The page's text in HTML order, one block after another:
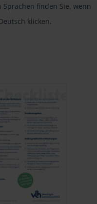
finden Sie, wenn
klicken.